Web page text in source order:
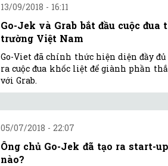
13/09/2018 - 16:11
Go-Jek và Grab bắt đầu cuộc
trường Việt Nam
Go-Viet đã chính thức hiện diện đầy
ra cuộc đua khốc liệt để giành phần
với Grab.
05/07/2018 - 22:07
Ông chủ Go-Jek đã tạo ra start-
nào?